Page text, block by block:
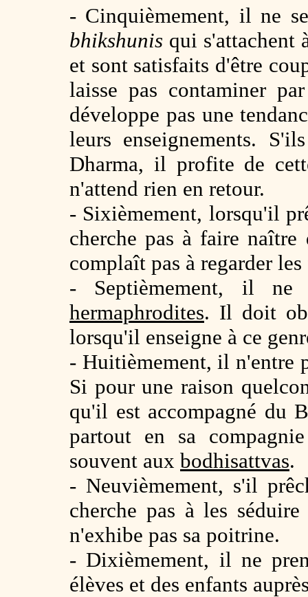
- Cinquièmement, il ne
bhikshunis qui s'attachent
et sont satisfaits d'être
laisse pas contaminer
développe pas une
leurs enseignements.
Dharma, il profite de
n'attend rien en retour.
- Sixièmement, lorsqu'il
cherche pas à faire naître
complaît pas à regarder les
- Septièmement, il
hermaphrodites. Il doit
lorsqu'il enseigne à ce
- Huitièmement, il n'entre
Si pour une raison
qu'il est accompagné du
partout en sa
souvent aux bodhisattvas.
- Neuvièmement, s'il
cherche pas à les
n'exhibe pas sa poitrine.
- Dixièmement, il ne
élèves et des enfants